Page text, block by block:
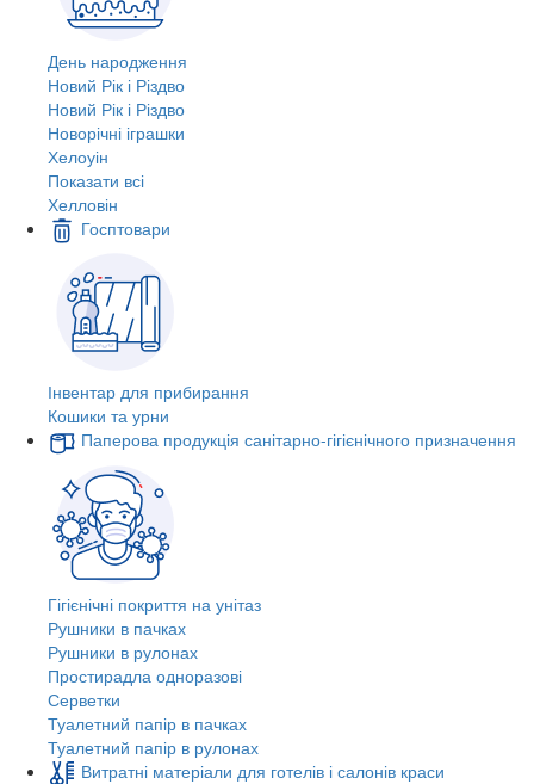
День народження
Новий Рік і Різдво
Новий Рік і Різдво
Новорічні іграшки
Хелоуін
Показати всі
Хелловін
Госптовари
Інвентар для прибирання
Кошики та урни
Паперова продукція санітарно-гігієнічного призначення
Гігієнічні покриття на унітаз
Рушники в пачках
Рушники в рулонах
Простирадла одноразові
Серветки
Туалетний папір в пачках
Туалетний папір в рулонах
Витратні матеріали для готелів і салонів краси